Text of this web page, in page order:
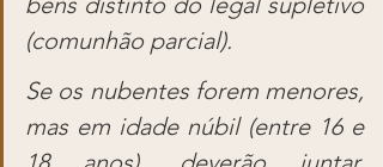
(comunhão parcial).
Se os nubentes forem menores,
mas em idade núbil (entre 16 e